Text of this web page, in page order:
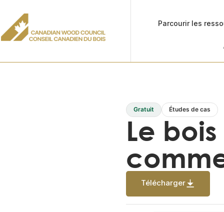
Parcourir les
Gratuit Études de cas
Le
Télécharger